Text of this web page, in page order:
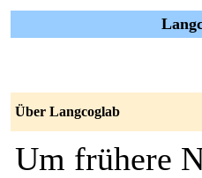
Über Langcoglab
Um frühere